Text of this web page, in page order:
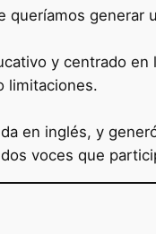
generar
y centrado en
limitaciones.
en inglés, y
voces que